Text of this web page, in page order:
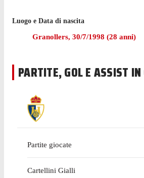
È sceso in campo in una sola
giorni.
Luogo e Data di nascita
Granollers, 30/7/1998 (28 anni)
PARTITE, GOL E ASSIST
Partite giocate
Cartellini Gialli